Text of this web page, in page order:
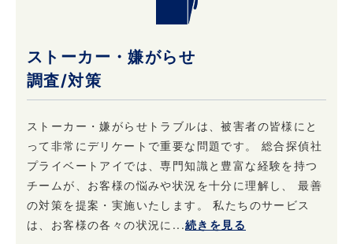
ストーカー・嫌がらせ
調査/対策
ストーカー・嫌がらせトラブルは、被害者の皆様にと
って非常にデリケートで重要な問題です。 総合探偵社
プライベートアイでは、専門知識と豊富な経験を持つ
チームが、お客様の悩みや状況を十分に理解し、 最善
の対策を提案・実施いたします。 私たちのサービス
は、お客様の各々の状況に...続きを見る